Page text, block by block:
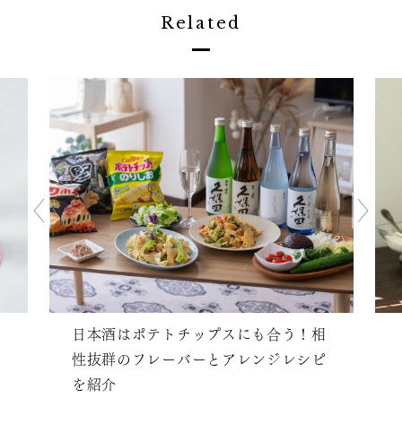
Related
日本酒はポテトチップスにも合う！相
性抜群のフレーバーとアレンジレシピ
を紹介